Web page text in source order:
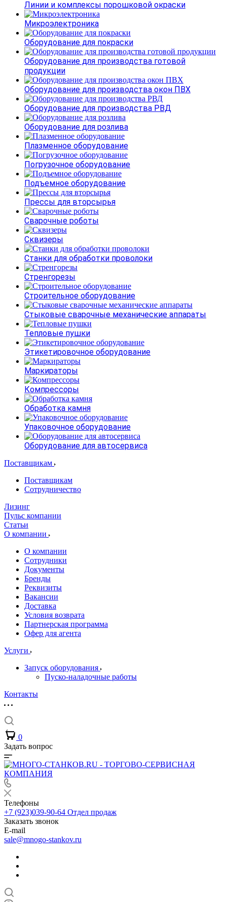
Линии и комплексы порошковой окраски
Микроэлектроника
Оборудование для покраски
Оборудование для производства готовой
продукции
Оборудование для производства окон ПВХ
Оборудование для производства РВД
Оборудование для розлива
Плазменное оборудование
Погрузочное оборудование
Подъемное оборудование
Прессы для вторсырья
Сварочные роботы
Сквизеры
Станки для обработки проволоки
Стренгорезы
Строительное оборудование
Стыковые сварочные механические аппараты
Тепловые пушки
Этикетировочное оборудование
Маркираторы
Компрессоры
Обработка камня
Упаковочное оборудование
Оборудование для автосервиса
Поставщикам
Поставщикам
Сотрудничество
Лизинг
Пульс компании
Статьи
О компании
О компании
Сотрудники
Документы
Бренды
Реквизиты
Вакансии
Доставка
Условия возврата
Партнерская программа
Офер для агента
Услуги
Запуск оборудования
Пуско-наладочные работы
Контакты
0
Задать вопрос
Телефоны
+7 (923)039-90-64 Отдел продаж
Заказать звонок
E-mail
sale@mnogo-stankov.ru